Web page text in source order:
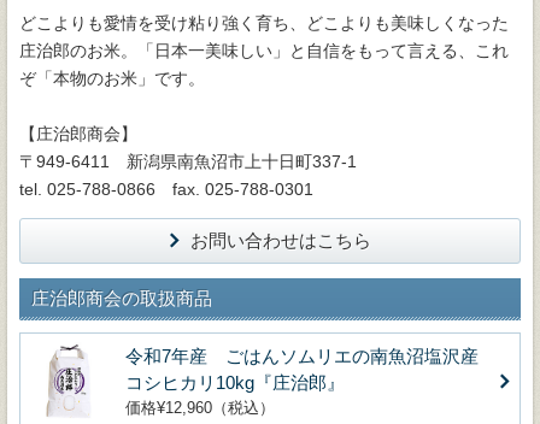
どこよりも愛情を受け粘り強く育ち、どこよりも美味しくなった
庄治郎のお米。「日本一美味しい」と自信をもって言える、これ
ぞ「本物のお米」です。
【庄治郎商会】
〒949-6411 新潟県南魚沼市上十日町337-1
tel. 025-788-0866 fax. 025-788-0301
お問い合わせはこちら
庄治郎商会の取扱商品
令和7年産 ごはんソムリエの南魚沼塩沢産
コシヒカリ10kg『庄治郎』
価格¥12,960（税込）